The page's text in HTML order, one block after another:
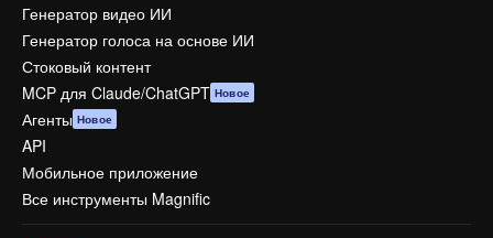
Генератор видео ИИ
Генератор голоса на основе ИИ
Стоковый контент
MCP для Claude/ChatGPT Новое
Агенты Новое
API
Мобильное приложение
Все инструменты Magnific